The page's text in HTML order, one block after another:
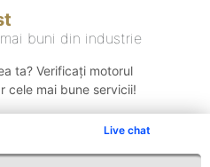
Live chat
buni din industrie
ta? Verificați motorul
cele mai bune servicii!